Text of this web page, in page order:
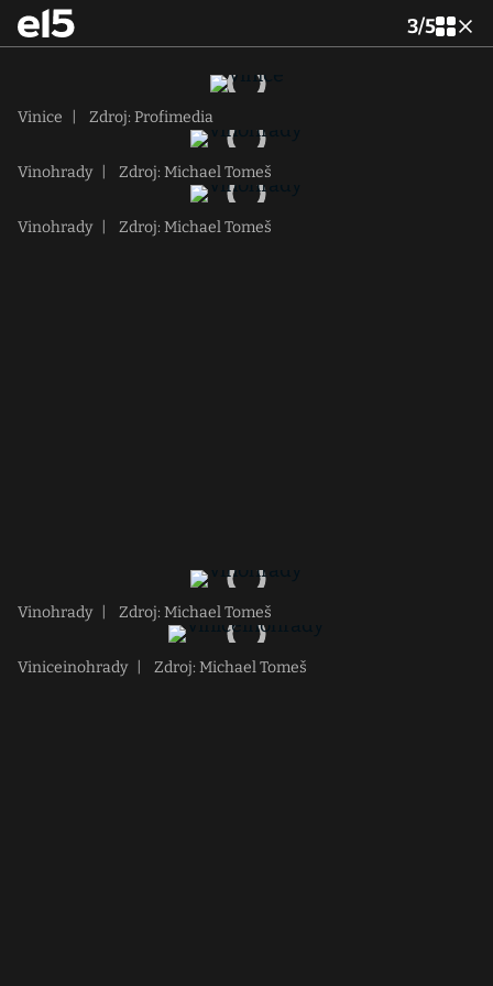
3/5
Vinice Zdroj: Profimedia
Vinohrady Zdroj: Michael Tomeš
Vinohrady Zdroj: Michael Tomeš
Vinohrady Zdroj: Michael Tomeš
Viniceinohrady Zdroj: Michael Tomeš